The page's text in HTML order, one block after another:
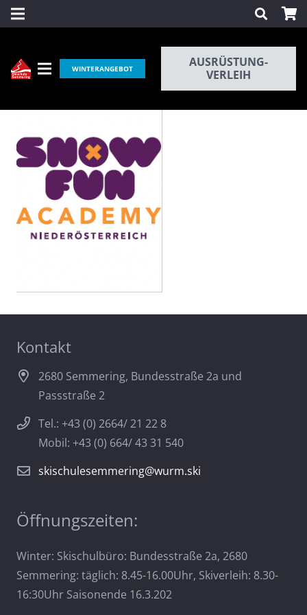
WINTERANGEBOT
AUSRÜSTUNG-
VERLEIH
Kontakt
2680 Semmering, Bundesstraße 2a und
Passstraße 2
Tel.: +43 (0) 2664/ 21 22 8
Mobil: +43 (0) 664/ 43 31 540
skischulesemmering@wurm.ski
Öffnungszeiten:
Winter: Skischulbüro: Bundesstraße 2a, 2680
Semmering: täglich: 8.45-16.00Uhr, Skiverleih: 8.30-
16:30Uhr Saisonende 16.3.202